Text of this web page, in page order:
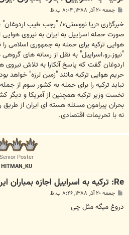
ت
جمعه ۲۰ آذر ۱۳۸۸, ۸:۰۴ ب.ظ
خبرگزاری «ریا نووستی»/ "رجب طیب اردوغان"
صورت حمله اسراییل به ایران به نیروی هوایی
هوایی ترکیه برای حمله به جمهوری اسلامی
"نیوز.رو.اسراییل" به نقل از رسانه های
اردوغان گفت که پاسخ آنکارا به تلاش نیروی
حریم هوایی ترکیه مانند "زمین لرزه" خواهد
نباید ترکیه را برای حمله به کشور سوم از
نخست وزیر ترکیه همچنین از آمریکا و دیگر
بحران پیرامون مسئله هسته ای ایران از
نه با تحریمات اقتصادی.
Senior Poster
HITMAN_KU
Re: ترکیه به اسراییل اجازه بمباران ایران را نمی دهد
ت
جمعه ۲۰ آذر ۱۳۸۸, ۸:۴۶ ب.ظ
دروغ میگه مثل چی